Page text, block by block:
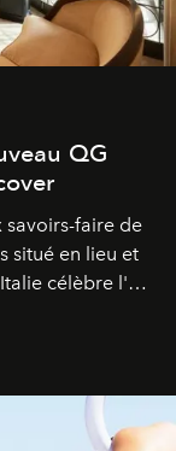
QG
faire de
situé en lieu et
célèbre l'art
intemporelle.